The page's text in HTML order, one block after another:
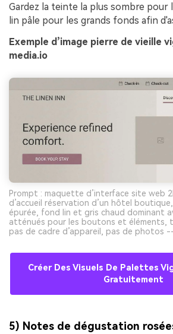
Gardez la teinte la plus sombre pour
lin pâle pour les grands fonds afin
Exemple d’image pierre de vieille
media.io
Prompt : maquette d’interface site web
d’accueil réservation d’un hôtel
épurée, fond lin et gris chaud dominant
atténués pour les boutons et éléments,
pas de cadre d’appareil, pas de photos
Créer Des Visuels De Palettes
Gratuitement
5) Notes de dégustation